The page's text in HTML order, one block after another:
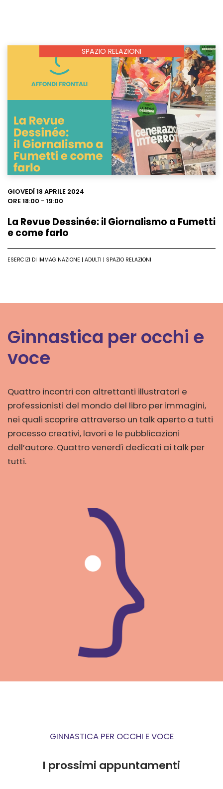
Leggi
SPAZIO RELAZIONI
Leggi
GIOVEDÌ 18 APRILE 2024
ORE 18:00 - 19:00
La Revue Dessinée: il Giornalismo a Fumetti
e come farlo
ESERCIZI DI IMMAGINAZIONE | ADULTI | SPAZIO RELAZIONI
Ginnastica per occhi e
voce
Quattro incontri con altrettanti illustratori e
professionisti del mondo del libro per immagini,
nei quali scoprire attraverso un talk aperto a tutti
processo creativi, lavori e le pubblicazioni
dell’autore. Quattro venerdì dedicati ai talk per
tutti.
GINNASTICA PER OCCHI E VOCE
I prossimi appuntamenti